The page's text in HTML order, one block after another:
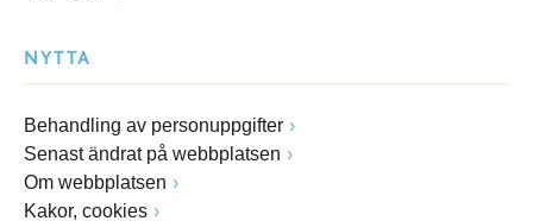
NYTTA
Behandling av personuppgifter
Senast ändrat på webbplatsen
Om webbplatsen
Kakor, cookies